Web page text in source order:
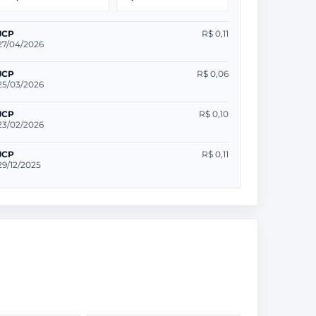
04/2026
R$ 0,11
03/2026
R$ 0,06
02/2026
R$ 0,10
12/2025
R$ 0,11